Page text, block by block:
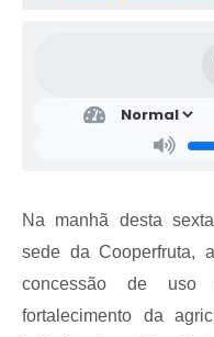
Na manhã desta
sede da Cooperfruta,
concessão de uso
fortalecimento da